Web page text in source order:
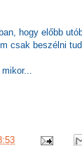
hogy előbb
csak beszélni